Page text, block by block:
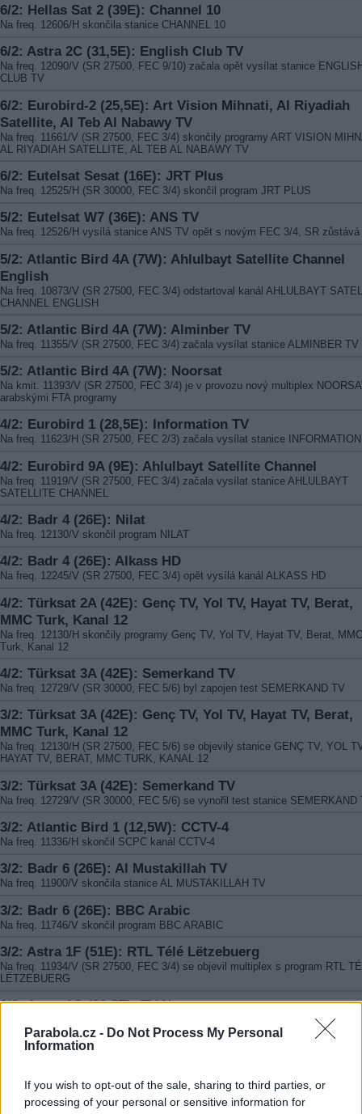
Parabola.cz - Do Not Process My Personal
Information
If you wish to opt-out of the sale, sharing to third parties, or
processing of your personal or sensitive information for
6/2: Hellas Sat 2 (39E): Channel 10
Na freq. 12606/H skončila stanice CHANNEL 10
6/2: Astra 2C (31,5E): English Club TV
Na freq. 12090/V (SR 27500, FEC 9/10) začala opět vysílat stanice
CLUB TV
6/2: Eurobird-2 (25,5E): Art Vision Mihnati, Al Riyadiah
Satellite, Al Teb Al Nabawy TV
Na freq. 11661/V (SR 27500, FEC 3/4) skončily programy ART VISION
AL RIYADIAH SATELLITE, AL TEB AL NABAWY TV
6/2: Eutelsat Sesat (16E): JRT Plus
Na freq. 12525/H (SR 30000, FEC 3/4) skončil program JRT PLUS
5/2: Eutelsat W7 (36E): ANS TV
Na freq. 12526/H vysílá stanice ANS TV opět s novým FEC 3/4, SR zůstává
5/2: Atlantic Bird 4A (7W): Ahlulbayt Satellite Channel
English
Na freq. 10873/V (SR 27500, FEC 3/4) odstartoval kanál AHLULBAYT
CHANNEL ENGLISH
5/2: Atlantic Bird 4A (7W): Alminber TV
Na freq. 11355/V (SR 27500, FEC 3/4) začala vysílat stanice ALMINBER TV
5/2: Atlantic Bird 4A (7W): Noorsat
Na kmit. 11393/V (SR 27500, FEC 3/4) je v provozu nový multiplex
arabskými FTA programy
4/2: Eurobird 1 (28,5E): Information TV
Na freq. 11623/H (SR 27500, FEC 2/3) začala vysílat stanice
4/2: Eurobird 9A (9E): Ahlulbayt Satellite Channel
Na freq. 11919/V (SR 27500, FEC 3/4) začala vysílat stanice AHLULBAYT
SATELLITE CHANNEL
4/2: Badr 4 (26E): Nilat
Na freq. 12130/V skončil program NILAT
4/2: Badr 4 (26E): Alkass HD
Na freq. 12245/V (SR 27500, FEC 3/4) opět vysílá kanál ALKASS HD
4/2: Türksat 2A (42E): Genç TV, Yol TV, Hayat TV, Berat,
MMC Turk, Kanal 12
Na freq. 12130/H skončily programy Genç TV, Yol TV, Hayat TV, Berat, MMC
Turk, Kanal 12
4/2: Türksat 3A (42E): Semerkand TV
Na freq. 12729/V (SR 30000, FEC 5/6) byl zapojen test SEMERKAND TV
3/2: Türksat 3A (42E): Genç TV, Yol TV, Hayat TV, Berat,
MMC Turk, Kanal 12
Na freq. 12130/H (SR 27500, FEC 5/6) se objevily stanice GENÇ TV, YOL
HAYAT TV, BERAT, MMC TURK, KANAL 12
3/2: Türksat 3A (42E): Semerkand TV
Na freq. 12729/V (SR 30000, FEC 5/6) se vynořil test stanice SEMERKAND
3/2: Atlantic Bird 1 (12,5W): CCTV-4
Na freq. 11336/H skončil SCPC kanál CCTV-4
3/2: Badr 6 (26E): Al Mustakillah TV
Na freq. 11900/V skončila stanice AL MUSTAKILLAH TV
3/2: Badr 6 (26E): BBC Arabic
Na freq. 11746/V skončil program BBC ARABIC
3/2: Astra 1F (51E): RTL Télé Lëtzebuerg
Na freq. 11934/V (SR 27500, FEC 3/4) se objevil multiplex s program RTL
LËTZEBUERG
3/2: Astra 1G (23,5E): TV Nova
Na kmit. 11992/H (SR 27500, FEC 3/4) skončilo pro platformy CS Link a
vysílání stanice TV NOVA. Nyní je zde info karta
BOLLYWOOD HD